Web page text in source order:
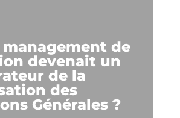
management de
devenait un
de la
des
Générales ?